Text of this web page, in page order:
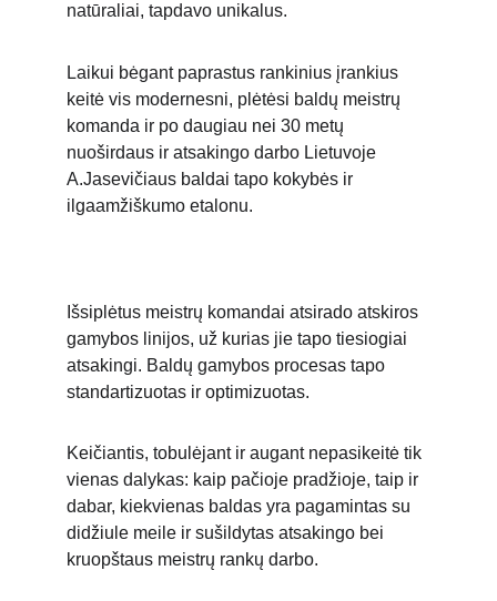
natūraliai, tapdavo unikalus.
Laikui bėgant paprastus rankinius įrankius
keitė vis modernesni, plėtėsi baldų meistrų
komanda ir po daugiau nei 30 metų
nuoširdaus ir atsakingo darbo Lietuvoje
A.Jasevičiaus baldai tapo kokybės ir
ilgaamžiškumo etalonu.
Išsiplėtus meistrų komandai atsirado atskiros
gamybos linijos, už kurias jie tapo tiesiogiai
atsakingi. Baldų gamybos procesas tapo
standartizuotas ir optimizuotas.
Keičiantis, tobulėjant ir augant nepasikeitė tik
vienas dalykas: kaip pačioje pradžioje, taip ir
dabar, kiekvienas baldas yra pagamintas su
didžiule meile ir sušildytas atsakingo bei
kruopštaus meistrų rankų darbo.